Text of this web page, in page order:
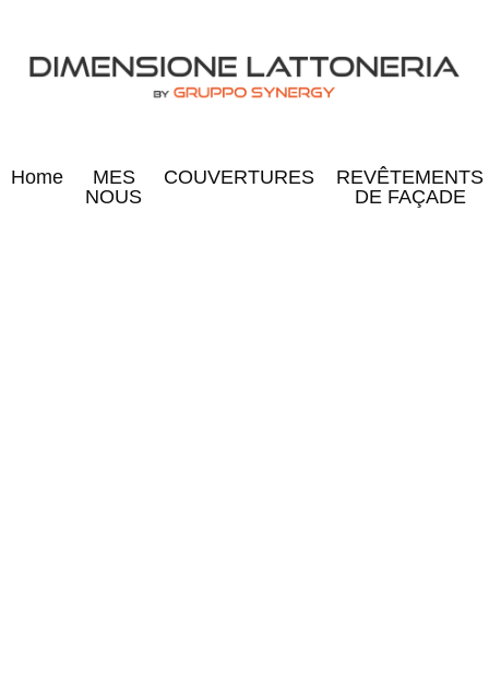
Home
MES
NOUS
COUVERTURES
REVÊTEMENTS
DE FAÇADE